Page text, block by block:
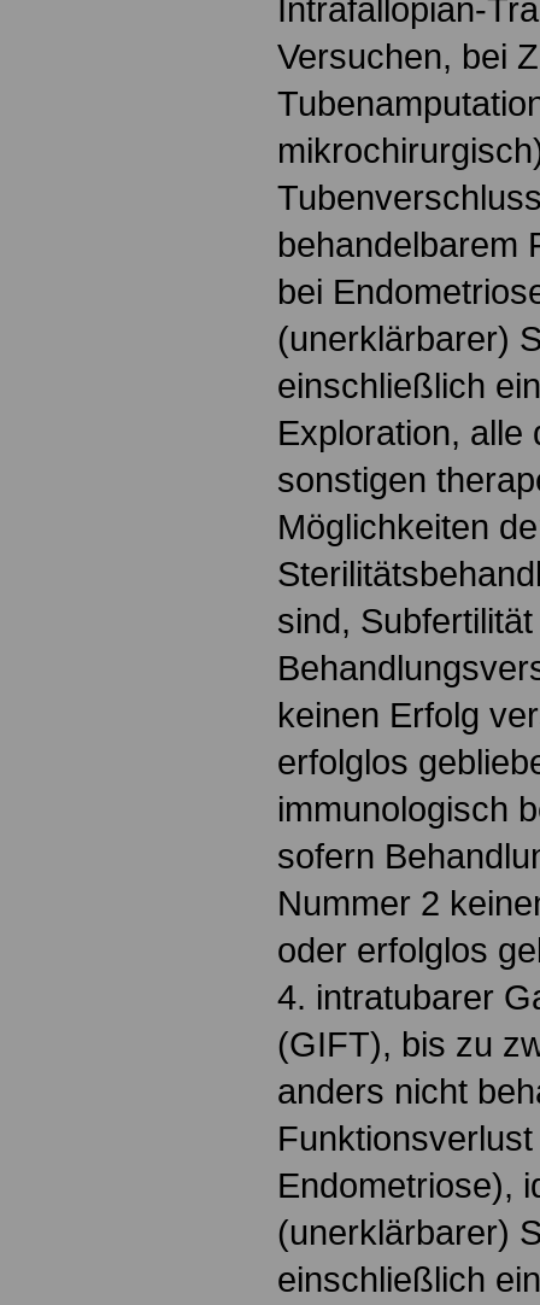
Intrafallopian-
Versuchen, bei
behandelbarem
bei
(unerklärbarer)
einschließlich
Exploration, alle
sonstigen
Möglichkeiten
sind,
keinen Erfolg
erfolglos
immunologisch
sofern
Nummer 2
oder erfolglos
4. intratubarer
(GIFT), bis zu
anders nicht
Endometriose),
(unerklärbarer)
einschließlich